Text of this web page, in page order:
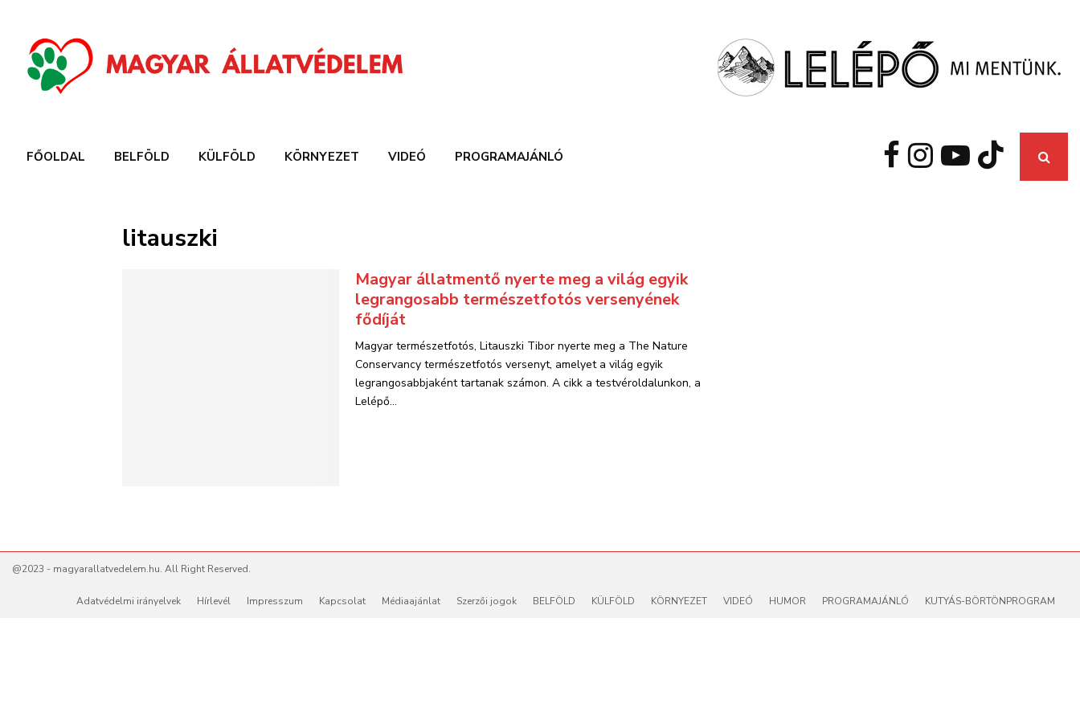
FŐOLDAL BELFÖLD KÜLFÖLD KÖRNYEZET VIDEÓ PROGRAMAJÁNLÓ
litauszki
Magyar állatmentő nyerte meg a világ egyik
legrangosabb természetfotós versenyének
fődíját
Magyar természetfotós, Litauszki Tibor nyerte meg a The Nature
Conservancy természetfotós versenyt, amelyet a világ egyik
legrangosabbjaként tartanak számon. A cikk a testvéroldalunkon, a
Lelépő...
@2023 - magyarallatvedelem.hu. All Right Reserved.
Adatvédelmi irányelvek Hírlevél Impresszum Kapcsolat Médiaajánlat Szerzői jogok BELFÖLD KÜLFÖLD KÖRNYEZET VIDEÓ HUMOR PROGRAMAJÁNLÓ KUTYÁS-BÖRTÖNPROGRAM